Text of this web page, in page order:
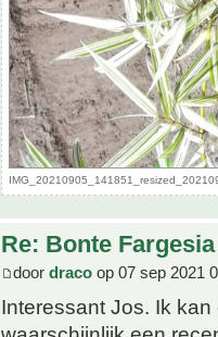
Re: Bonte
door draco op 07 sep 2021
Interessant Jos. Ik